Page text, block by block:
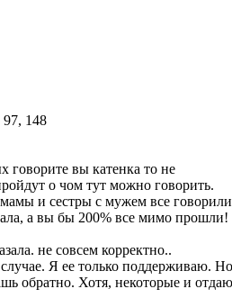
говорите вы катенка то не
о чом тут можно говорить.
и сестры с мужем все
а вы бы 200% все мимо прошли!
не совсем корректно..
Я ее только поддерживаю.
обратно. Хотя, некоторые и